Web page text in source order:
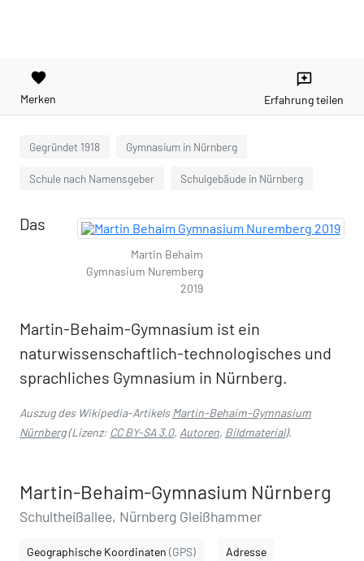
favorite
Merken
reviews
Erfahrung teilen
Gegründet 1918 Gymnasium in Nürnberg
Schule nach Namensgeber Schulgebäude in Nürnberg
Martin Behaim
Gymnasium Nuremberg
2019
Das
Martin-Behaim-Gymnasium ist ein
naturwissenschaftlich-technologisches und
sprachliches Gymnasium in Nürnberg.
Auszug des Wikipedia-ArtikelsMartin-Behaim-Gymnasium
Nürnberg(Lizenz: CC BY-SA 3.0, Autoren, Bildmaterial).
Martin-Behaim-Gymnasium Nürnberg
Schultheißallee, Nürnberg Gleißhammer
Geographische Koordinaten (GPS) Adresse